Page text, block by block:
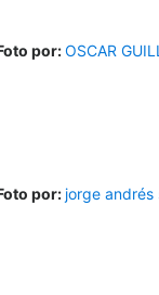
por:OSCAR
por: jorge andrés